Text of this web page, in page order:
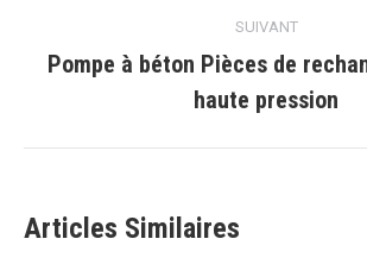
SUIVANT
Article
suivant
:
Pompe à béton Pièces de
haute pression
Articles Similaires